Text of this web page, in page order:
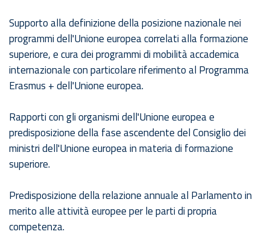
Supporto alla definizione della posizione nazionale nei
programmi dell'Unione europea correlati alla formazione
superiore, e cura dei programmi di mobilità accademica
internazionale con particolare riferimento al Programma
Erasmus + dell'Unione europea.
Rapporti con gli organismi dell'Unione europea e
predisposizione della fase ascendente del Consiglio dei
ministri dell'Unione europea in materia di formazione
superiore.
Predisposizione della relazione annuale al Parlamento in
merito alle attività europee per le parti di propria
competenza.